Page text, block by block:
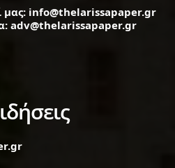
μας: info@thelarissapaper.gr
adv@thelarissapaper.gr